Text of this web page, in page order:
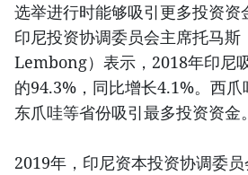
选举进行时能够吸引更多投资资
印尼投资协调委员会主席托马斯
Lembong）表示，2018年印尼
的94.3%，同比增长4.1%。西爪
东爪哇等省份吸引最多投资资金。
2019年，印尼资本投资协调委